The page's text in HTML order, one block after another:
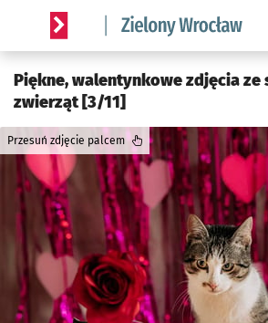
Serwis informacyjny wroclaw.pl
Piękne, walentynkowe zdjęcia ze
zwierząt [3/11]
Przesuń zdjęcie palcem